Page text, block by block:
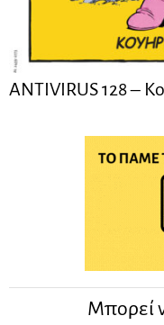
ANTIVIRUS 128 –
Μπορεί